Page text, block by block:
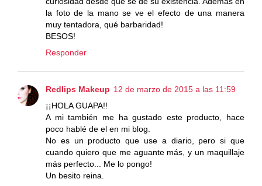
la foto de la mano se ve el efecto de una manera
muy tentadora, qué barbaridad!
BESOS!
Responder
Redlips Makeup 12 de marzo de 2015 a las 11:59
¡¡HOLA GUAPA!!
A mi también me ha gustado este producto, hace
poco hablé de el en mi blog.
No es un producto que use a diario, pero si que
cuando quiero que me aguante más, y un maquillaje
más perfecto... Me lo pongo!
Un besito reina.